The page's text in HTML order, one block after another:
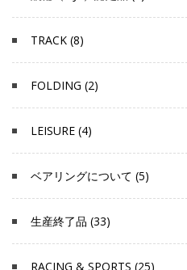
TRACK (8)
FOLDING (2)
LEISURE (4)
ベアリングについて (5)
生産終了品 (33)
RACING & SPORTS (25)